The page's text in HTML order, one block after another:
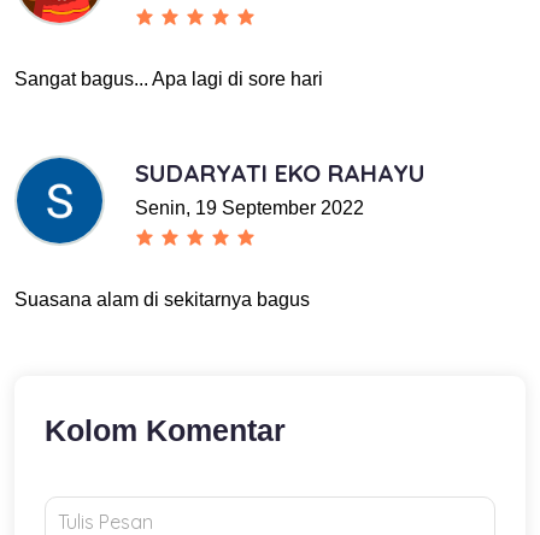
Sangat bagus... Apa lagi di sore hari
SUDARYATI EKO RAHAYU
Senin, 19 September 2022
Suasana alam di sekitarnya bagus
Kolom Komentar